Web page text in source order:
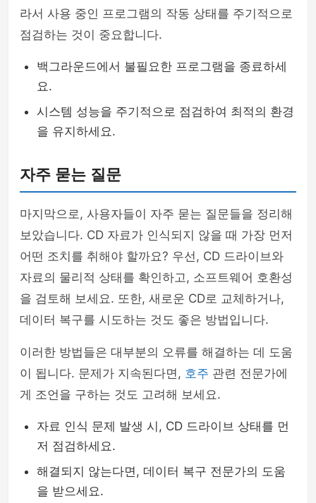
라서 사용 중인 프로그램의 작동 상태를 주기적으로
점검하는 것이 중요합니다.
백그라운드에서 불필요한 프로그램을 종료하세
요.
시스템 성능을 주기적으로 점검하여 최적의 환경
을 유지하세요.
자주 묻는 질문
마지막으로, 사용자들이 자주 묻는 질문들을 정리해
보았습니다. CD 자료가 인식되지 않을 때 가장 먼저
어떤 조치를 취해야 할까요? 우선, CD 드라이브와
자료의 물리적 상태를 확인하고, 소프트웨어 호환성
을 검토해 보세요. 또한, 새로운 CD로 교체하거나,
데이터 복구를 시도하는 것도 좋은 방법입니다.
이러한 방법들은 대부분의 오류를 해결하는 데 도움
이 됩니다. 문제가 지속된다면, 호주 관련 전문가에
게 조언을 구하는 것도 고려해 보세요.
자료 인식 문제 발생 시, CD 드라이브 상태를 먼
저 점검하세요.
해결되지 않는다면, 데이터 복구 전문가의 도움
을 받으세요.